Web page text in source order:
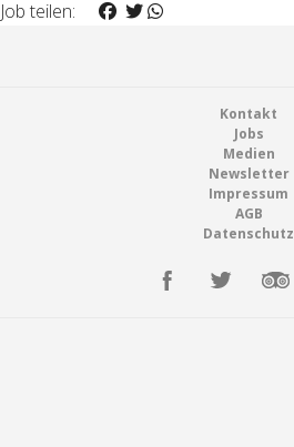
Job teilen:
Kontakt
Jobs
Medien
Newsletter
Impressum
AGB
Datenschutz